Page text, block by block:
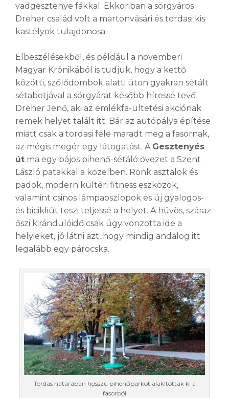
vadgesztenye fákkal. Ekkoriban a sörgyáros
Dreher család volt a martonvásári és tordasi kis
kastélyok tulajdonosa.
Elbeszélésekből, és például a novemberi
Magyar Krónikából is tudjuk, hogy a kettő
közötti, szőlődombok alatti úton gyakran sétált
sétabotjával a sörgyárat később híressé tevő
Dreher Jenő, aki az emlékfa-ültetési akciónak
remek helyet talált itt. Bár az autópálya építése
miatt csak a tordasi fele maradt meg a fasornak,
az mégis megér egy látogatást. A Gesztenyés
út ma egy bájos pihenő-sétáló övezet a Szent
László patakkal a közelben. Rönk asztalok és
padok, modern kültéri fitness eszközök,
valamint csinos lámpaoszlopok és új gyalogos-
és bicikliút teszi teljessé a helyet. A hűvös, száraz
őszi kirándulóidő csak úgy vonzotta ide a
helyieket, jó látni azt, hogy mindig andalog itt
legalább egy párocska.
Tordas határában hosszú pihenőparkot alakítottak ki a
fasorból